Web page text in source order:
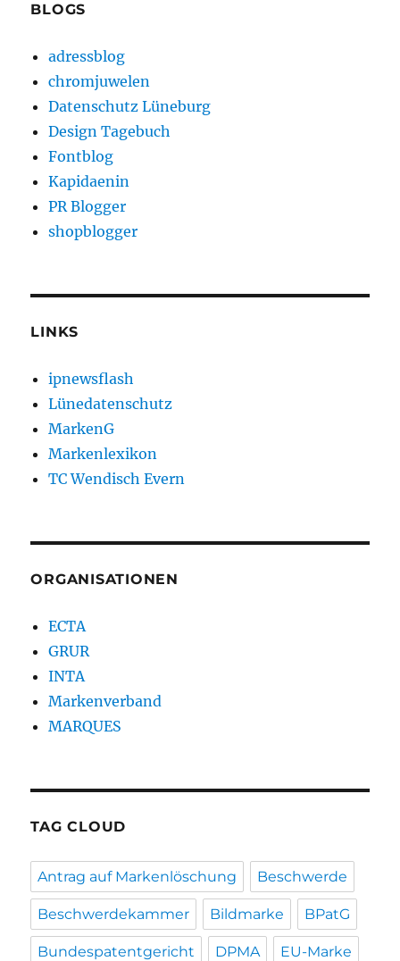
BLOGS
adressblog
chromjuwelen
Datenschutz Lüneburg
Design Tagebuch
Fontblog
Kapidaenin
PR Blogger
shopblogger
LINKS
ipnewsflash
Lünedatenschutz
MarkenG
Markenlexikon
TC Wendisch Evern
ORGANISATIONEN
ECTA
GRUR
INTA
Markenverband
MARQUES
TAG CLOUD
Antrag auf Markenlöschung Beschwerde
Beschwerdekammer Bildmarke BPatG
Bundespatentgericht DPMA EU-Marke